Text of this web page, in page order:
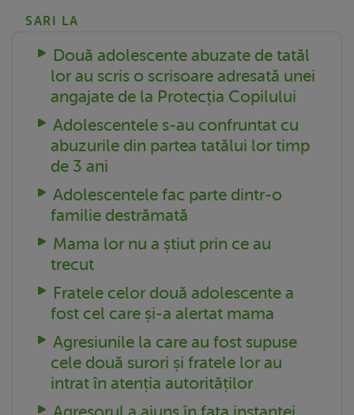
SARI LA
Două adolescente abuzate de tatăl
lor au scris o scrisoare adresată unei
angajate de la Protecția Copilului
Adolescentele s-au confruntat cu
abuzurile din partea tatălui lor timp
de 3 ani
Adolescentele fac parte dintr-o
familie destrămată
Mama lor nu a știut prin ce au
trecut
Fratele celor două adolescente a
fost cel care și-a alertat mama
Agresiunile la care au fost supuse
cele două surori și fratele lor au
intrat în atenția autorităților